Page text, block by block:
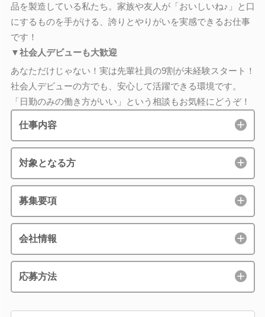
品を製造している私たち。家族や友人が「おいしいね♪」と口
にするものを手がける、誇りとやりがいを実感できるお仕事
です！
▼社会人デビューも大歓迎
あなただけじゃない！実は先輩社員の9割が未経験スタート！
社会人デビューの方でも、安心して活躍できる環境です。
「日勤のみの働き方がいい」という相談もお気軽にどうぞ！
仕事内容
対象となる方
募集要項
会社情報
応募方法